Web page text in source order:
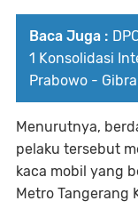
Baca Juga :
1 Konsolidasi
Prabowo -
Menurutnya,
pelaku tersebut
kaca mobil yang
Metro Tangerang